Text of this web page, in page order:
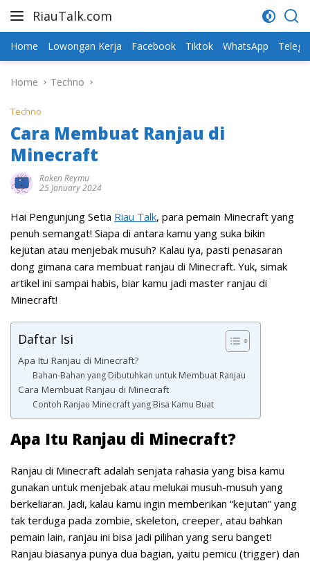
RiauTalk.com
Update
Terkini
Home Lowongan Kerja Facebook Tiktok WhatsApp
Home Techno
Techno
Cara Membuat Ranjau di
Minecraft
Raken Reymu
25 January 2024
Hai Pengunjung Setia Riau Talk, para pemain Minecraft yang
penuh semangat! Siapa di antara kamu yang suka bikin
kejutan atau menjebak musuh? Kalau iya, pasti penasaran
dong gimana cara membuat ranjau di Minecraft. Yuk, simak
artikel ini sampai habis, biar kamu jadi master ranjau di
Minecraft!
Daftar Isi
Apa Itu Ranjau di Minecraft?
Bahan-Bahan yang Dibutuhkan untuk Membuat Ranjau
Cara Membuat Ranjau di Minecraft
Contoh Ranjau Minecraft yang Bisa Kamu Buat
Apa Itu Ranjau di Minecraft?
Ranjau di Minecraft adalah senjata rahasia yang bisa kamu
gunakan untuk menjebak atau melukai musuh-musuh yang
berkeliaran. Jadi, kalau kamu ingin memberikan “kejutan” yang
tak terduga pada zombie, skeleton, creeper, atau bahkan
pemain lain, ranjau ini bisa jadi pilihan yang seru banget!
Ranjau biasanya punya dua bagian, yaitu pemicu (trigger) dan